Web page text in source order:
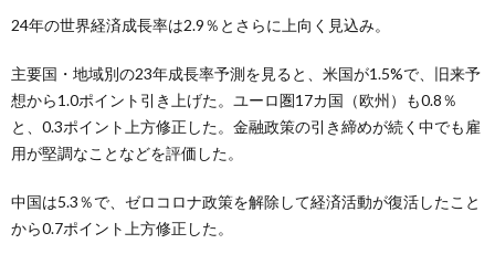
24年の世界経済成長率は2.9％とさらに上向く見込み。
主要国・地域別の23年成長率予測を見ると、米国が1.5%で、旧来予
想から1.0ポイント引き上げた。ユーロ圏17カ国（欧州）も0.8％
と、0.3ポイント上方修正した。金融政策の引き締めが続く中でも雇
用が堅調なことなどを評価した。
中国は5.3％で、ゼロコロナ政策を解除して経済活動が復活したこと
から0.7ポイント上方修正した。